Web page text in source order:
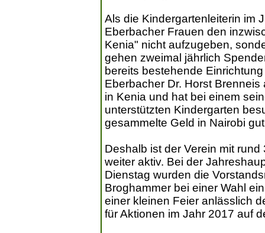
Als die Kindergartenleiterin im
Eberbacher Frauen den
Kenia" nicht aufzugeben,
gehen zweimal jährlich
bereits bestehende
Eberbacher Dr. Horst
in Kenia und hat bei einem
unterstützten Kindergarten
gesammelte Geld in Nairobi
Deshalb ist der Verein mit
weiter aktiv. Bei der
Dienstag wurden die
Broghammer bei einer Wahl
einer kleinen Feier anlässlich
für Aktionen im Jahr 2017 auf